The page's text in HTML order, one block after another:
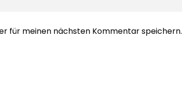
für meinen nächsten Kommentar speichern.